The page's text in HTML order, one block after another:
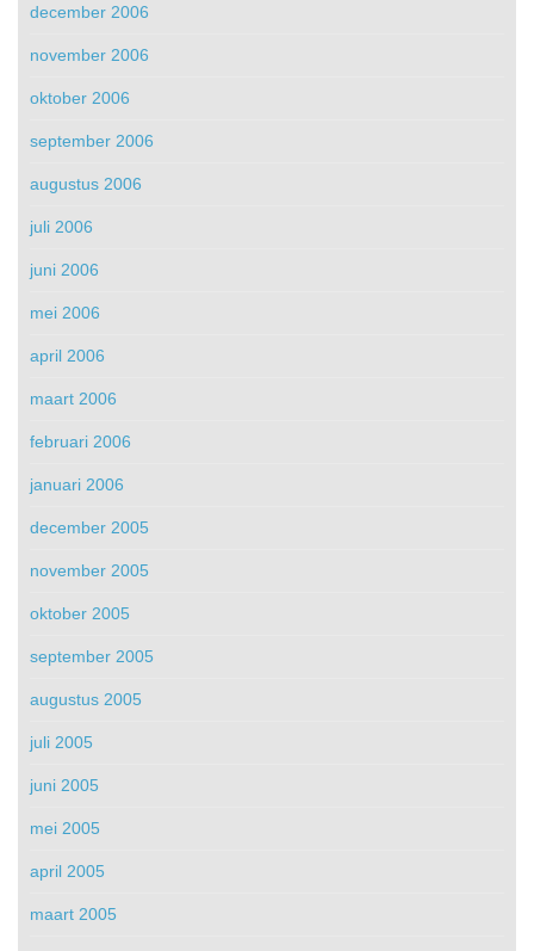
december 2006
november 2006
oktober 2006
september 2006
augustus 2006
juli 2006
juni 2006
mei 2006
april 2006
maart 2006
februari 2006
januari 2006
december 2005
november 2005
oktober 2005
september 2005
augustus 2005
juli 2005
juni 2005
mei 2005
april 2005
maart 2005